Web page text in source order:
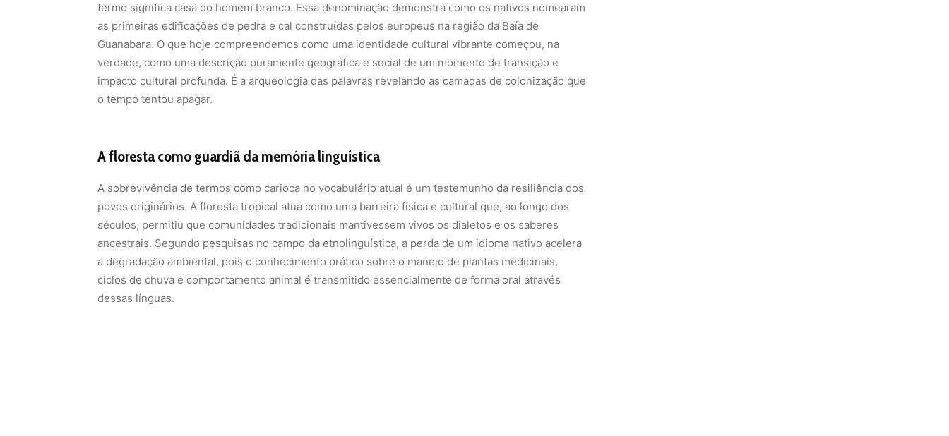
termo significa casa do homem branco. Essa denominação demonstra como os nativos nomearam
as primeiras edificações de pedra e cal construídas pelos europeus na região da Baía de
Guanabara. O que hoje compreendemos como uma identidade cultural vibrante começou, na
verdade, como uma descrição puramente geográfica e social de um momento de transição e
impacto cultural profunda. É a arqueologia das palavras revelando as camadas de colonização que
o tempo tentou apagar.
A floresta como guardiã da memória linguística
A sobrevivência de termos como carioca no vocabulário atual é um testemunho da resiliência dos
povos originários. A floresta tropical atua como uma barreira física e cultural que, ao longo dos
séculos, permitiu que comunidades tradicionais mantivessem vivos os dialetos e os saberes
ancestrais. Segundo pesquisas no campo da etnolinguística, a perda de um idioma nativo acelera
a degradação ambiental, pois o conhecimento prático sobre o manejo de plantas medicinais,
ciclos de chuva e comportamento animal é transmitido essencialmente de forma oral através
dessas línguas.